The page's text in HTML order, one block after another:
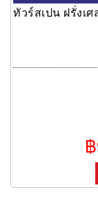
ทัวร์สเปน ฝรั่งเ